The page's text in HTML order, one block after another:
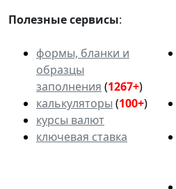
Полезные сервисы:
формы, бланки и
образцы
заполнения (1267+)
калькуляторы (100+)
курсы валют
ключевая ставка